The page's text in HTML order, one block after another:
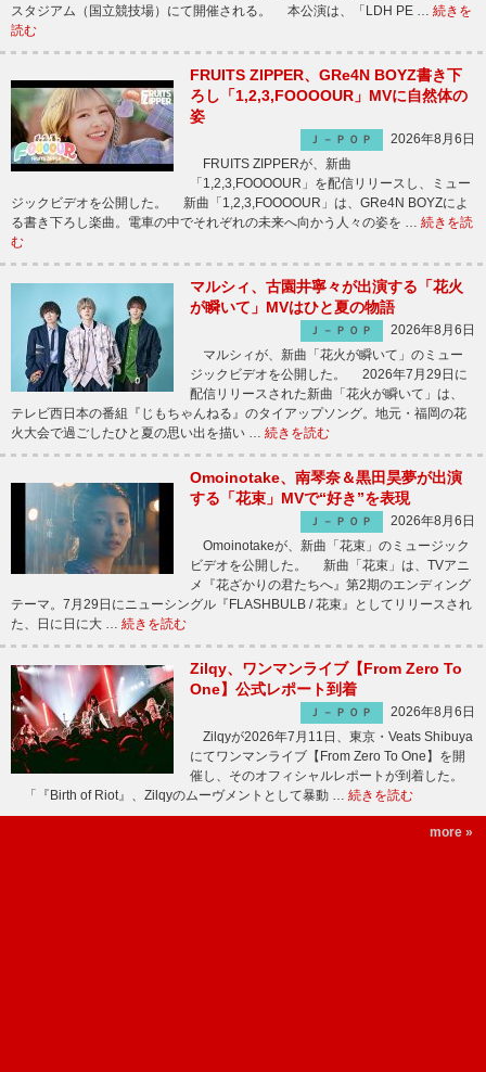
スタジアム（国立競技場）にて開催される。 本公演は、「LDH PE … 続きを
読む
FRUITS ZIPPER、GRe4N BOYZ書き下
ろし「1,2,3,FOOOOUR」MVに自然体の
姿
Ｊ－ＰＯＰ
2026年8月6日
FRUITS ZIPPERが、新曲
「1,2,3,FOOOOUR」を配信リリースし、ミュー
ジックビデオを公開した。 新曲「1,2,3,FOOOOUR」は、GRe4N BOYZによ
る書き下ろし楽曲。電車の中でそれぞれの未来へ向かう人々の姿を … 続きを読
む
マルシィ、古園井寧々が出演する「花火
が瞬いて」MVはひと夏の物語
Ｊ－ＰＯＰ
2026年8月6日
マルシィが、新曲「花火が瞬いて」のミュー
ジックビデオを公開した。 2026年7月29日に
配信リリースされた新曲「花火が瞬いて」は、
テレビ西日本の番組『じもちゃんねる』のタイアップソング。地元・福岡の花
火大会で過ごしたひと夏の思い出を描い … 続きを読む
Omoinotake、南琴奈＆黒田昊夢が出演
する「花束」MVで“好き”を表現
Ｊ－ＰＯＰ
2026年8月6日
Omoinotakeが、新曲「花束」のミュージック
ビデオを公開した。 新曲「花束」は、TVアニ
メ『花ざかりの君たちへ』第2期のエンディング
テーマ。7月29日にニューシングル『FLASHBULB / 花束』としてリリースされ
た、日に日に大 … 続きを読む
Zilqy、ワンマンライブ【From Zero To
One】公式レポート到着
Ｊ－ＰＯＰ
2026年8月6日
Zilqyが2026年7月11日、東京・Veats Shibuya
にてワンマンライブ【From Zero To One】を開
催し、そのオフィシャルレポートが到着した。
「『Birth of Riot』、Zilqyのムーヴメントとして暴動 … 続きを読む
more »